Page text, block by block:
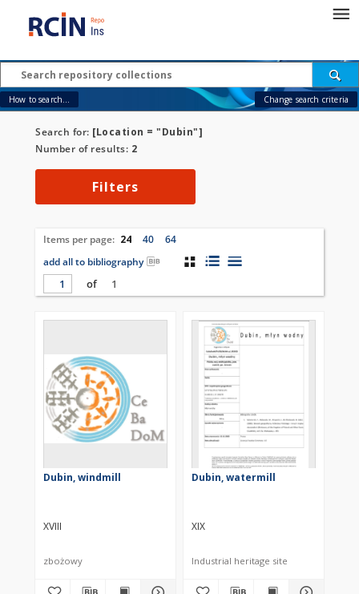
How to search... Change search criteria
Search for: [Location = "Dubin"]
Number of results: 2
Filters
Items per page: 24 40
64
add all to bibliography
of
1
Dubin, windmill
XVIII
zbożowy
Dubin, watermill
XIX
Industrial heritage site